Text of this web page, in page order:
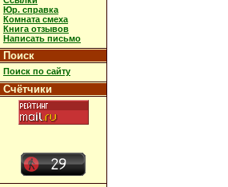
Юр. справка
Комната смеха
Книга отзывов
Написать письмо
Поиск
Поиск по сайту
Счётчики